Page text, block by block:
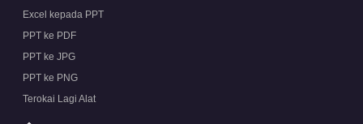
Excel kepada PPT
PPT ke PDF
PPT ke JPG
PPT ke PNG
Terokai Lagi Alat